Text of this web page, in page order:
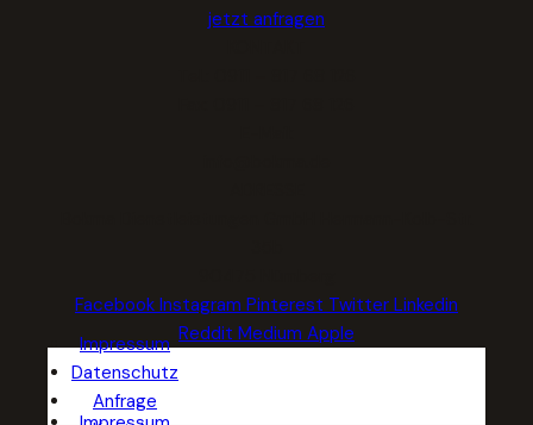
jetzt anfragen
Facebook Instagram Pinterest Twitter Linkedin
Reddit Medium Apple
Impressum
Datenschutz
Anfrage